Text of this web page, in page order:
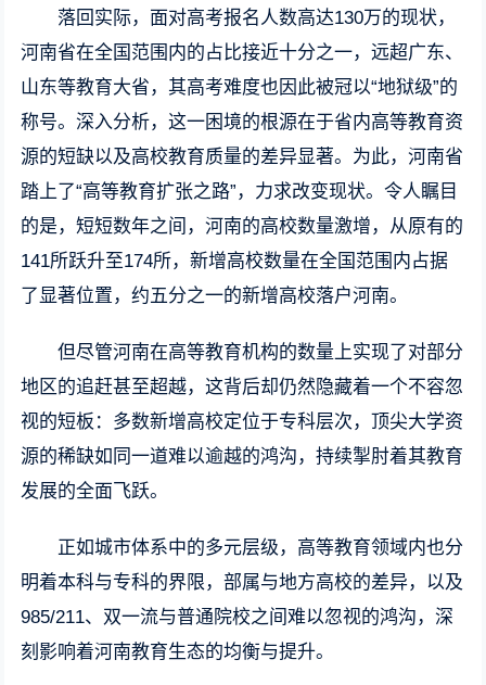
落回实际，面对高考报名人数高达130万的现状，
河南省在全国范围内的占比接近十分之一，远超广东、
山东等教育大省，其高考难度也因此被冠以“地狱级”的
称号。深入分析，这一困境的根源在于省内高等教育资
源的短缺以及高校教育质量的差异显著。为此，河南省
踏上了“高等教育扩张之路”，力求改变现状。令人瞩目
的是，短短数年之间，河南的高校数量激增，从原有的
141所跃升至174所，新增高校数量在全国范围内占据
了显著位置，约五分之一的新增高校落户河南。
但尽管河南在高等教育机构的数量上实现了对部分
地区的追赶甚至超越，这背后却仍然隐藏着一个不容忽
视的短板：多数新增高校定位于专科层次，顶尖大学资
源的稀缺如同一道难以逾越的鸿沟，持续掣肘着其教育
发展的全面飞跃。
正如城市体系中的多元层级，高等教育领域内也分
明着本科与专科的界限，部属与地方高校的差异，以及
985/211、双一流与普通院校之间难以忽视的鸿沟，深
刻影响着河南教育生态的均衡与提升。